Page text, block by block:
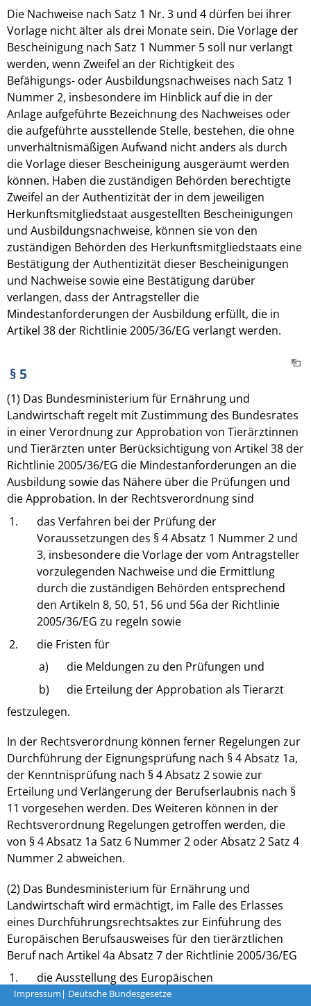
Impressum | Deutsche Bundesgesetze
Die Nachweise nach Satz 1 Nr. 3 und 4 dürfen bei ihrer
Vorlage nicht älter als drei Monate sein. Die Vorlage der
Bescheinigung nach Satz 1 Nummer 5 soll nur verlangt
werden, wenn Zweifel an der Richtigkeit des
Befähigungs- oder Ausbildungsnachweises nach Satz 1
Nummer 2, insbesondere im Hinblick auf die in der
Anlage aufgeführte Bezeichnung des Nachweises oder
die aufgeführte ausstellende Stelle, bestehen, die ohne
unverhältnismäßigen Aufwand nicht anders als durch
die Vorlage dieser Bescheinigung ausgeräumt werden
können. Haben die zuständigen Behörden berechtigte
Zweifel an der Authentizität der in dem jeweiligen
Herkunftsmitgliedstaat ausgestellten Bescheinigungen
und Ausbildungsnachweise, können sie von den
zuständigen Behörden des Herkunftsmitgliedstaats eine
Bestätigung der Authentizität dieser Bescheinigungen
und Nachweise sowie eine Bestätigung darüber
verlangen, dass der Antragsteller die
Mindestanforderungen der Ausbildung erfüllt, die in
Artikel 38 der Richtlinie 2005/36/EG verlangt werden.
§ 5
(1) Das Bundesministerium für Ernährung und
Landwirtschaft regelt mit Zustimmung des Bundesrates
in einer Verordnung zur Approbation von Tierärztinnen
und Tierärzten unter Berücksichtigung von Artikel 38 der
Richtlinie 2005/36/EG die Mindestanforderungen an die
Ausbildung sowie das Nähere über die Prüfungen und
die Approbation. In der Rechtsverordnung sind
1.
das Verfahren bei der Prüfung der
Voraussetzungen des § 4 Absatz 1 Nummer 2 und
3, insbesondere die Vorlage der vom Antragsteller
vorzulegenden Nachweise und die Ermittlung
durch die zuständigen Behörden entsprechend
den Artikeln 8, 50, 51, 56 und 56a der Richtlinie
2005/36/EG zu regeln sowie
2.
die Fristen für
a)
die Meldungen zu den Prüfungen und
b)
die Erteilung der Approbation als Tierarzt
festzulegen.
In der Rechtsverordnung können ferner Regelungen zur
Durchführung der Eignungsprüfung nach § 4 Absatz 1a,
der Kenntnisprüfung nach § 4 Absatz 2 sowie zur
Erteilung und Verlängerung der Berufserlaubnis nach §
11 vorgesehen werden. Des Weiteren können in der
Rechtsverordnung Regelungen getroffen werden, die
von § 4 Absatz 1a Satz 6 Nummer 2 oder Absatz 2 Satz 4
Nummer 2 abweichen.
(2) Das Bundesministerium für Ernährung und
Landwirtschaft wird ermächtigt, im Falle des Erlasses
eines Durchführungsrechtsaktes zur Einführung des
Europäischen Berufsausweises für den tierärztlichen
Beruf nach Artikel 4a Absatz 7 der Richtlinie 2005/36/EG
1.
die Ausstellung des Europäischen
Berufsausweises,